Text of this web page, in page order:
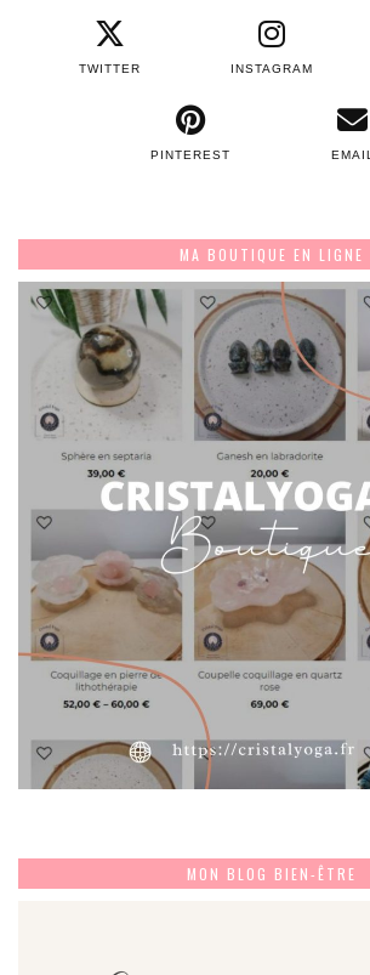
TWITTER INSTAGRAM
PINTEREST EMAIL
MA BOUTIQUE EN LIGNE
MON BLOG BIEN-ÊTRE